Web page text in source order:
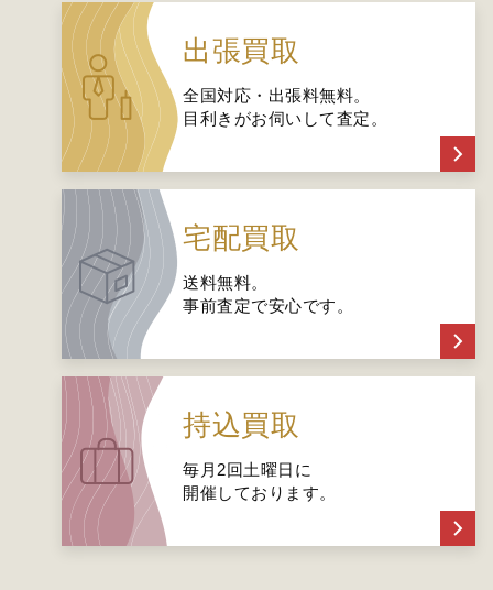
出張買取
全国対応・出張料無料。
目利きがお伺いして査定。
宅配買取
送料無料。
事前査定で安心です。
持込買取
毎月2回土曜日に
開催しております。